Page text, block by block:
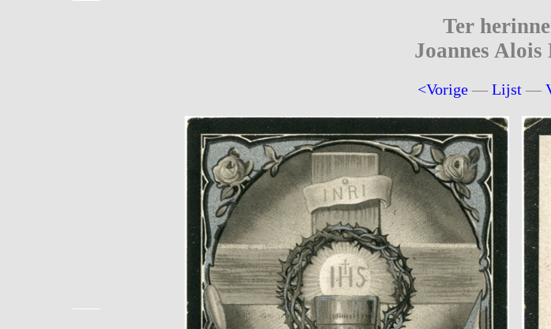
Ter
Joannes Alois
<Vorige —Lijst —